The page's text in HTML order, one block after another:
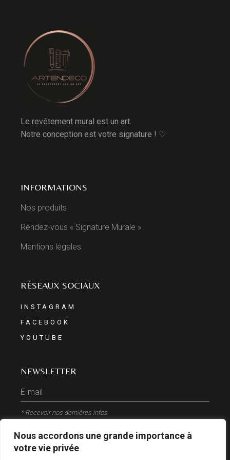
Nous accordons une grande importance à
votre vie privée
Le revêtement mural est un art.
Notre conception est votre signature ! ♡
INFORMATIONS
Nos produits
Rendez-vous « Signature Murale »
Mentions légales
RÉSEAUX SOCIAUX
INSTAGRAM
FACEBOOK
YOUTUBE
NEWSLETTER
* Recevoir nos dernières infos
ENVOYER